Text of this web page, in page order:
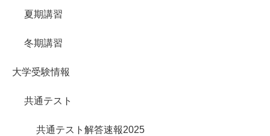
夏期講習
冬期講習
大学受験情報
共通テスト
共通テスト解答速報2025